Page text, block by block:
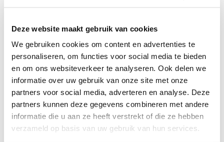
Deze website maakt gebruik van cookies
We gebruiken cookies om content en advertenties te
personaliseren, om functies voor social media te bieden
en om ons websiteverkeer te analyseren. Ook delen we
informatie over uw gebruik van onze site met onze
partners voor social media, adverteren en analyse. Deze
partners kunnen deze gegevens combineren met andere
informatie die u aan ze heeft verstrekt of die ze hebben
verzameld op basis van uw gebruik van hun services.
Leveringin België
Voor zowel ParticulieralsZakelijk
Professionele
Productspecificaties